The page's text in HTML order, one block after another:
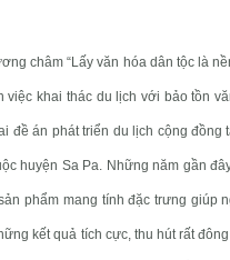
châm “Lấy văn hóa dân tộc là
việc khai thác du lịch với bảo tồn
đề án phát triển du lịch cộng
huyện Sa Pa. Những năm gần
phẩm mang tính đặc trưng giúp
kết quả tích cực, thu hút rất